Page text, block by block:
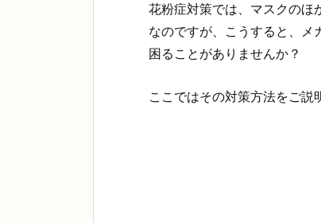
花粉症対策では、マスクのほ
なのですが、こうすると、メ
困ることがありませんか？
ここではその対策方法をご説